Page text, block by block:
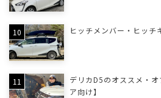
ヒッチメンバー・ヒッチ
デリカD5のオススメ・
ア向け】